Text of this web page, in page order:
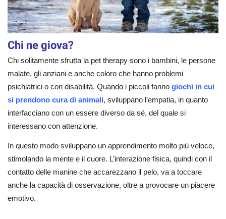
Chi ne giova?
Chi solitamente sfrutta la pet therapy sono i bambini, le persone
malate, gli anziani e anche coloro che hanno problemi
psichiatrici o con disabilità. Quando i piccoli fanno giochi in cui
si prendono cura di animali, sviluppano l’empatia, in quanto
interfacciano con un essere diverso da sé, del quale si
interessano con attenzione.
In questo modo sviluppano un apprendimento molto più veloce,
stimolando la mente e il cuore. L’interazione fisica, quindi con il
contatto delle manine che accarezzano il pelo, va a toccare
anche la capacità di osservazione, oltre a provocare un piacere
emotivo.